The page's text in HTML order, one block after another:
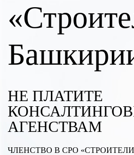
НЕ ПЛАТИТЕ
АГЕНСТВАМ
ЧЛЕНСТВО В СРО